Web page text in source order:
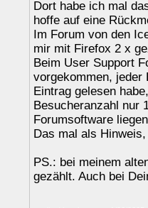
Dort habe ich mal
hoffe auf eine
Im Forum von den
mir mit Firefox 2 x
Beim User Support
vorgekommen, jeder
Eintrag gelesen
Besucheranzahl nur
Forumsoftware
Das mal als
PS.: bei meinem
gezählt. Auch bei